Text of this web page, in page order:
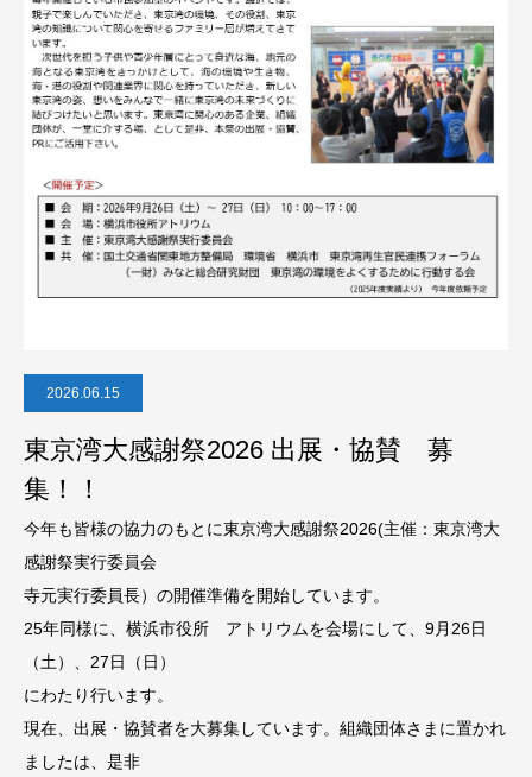
2026.06.15
東京湾大感謝祭2026 出展・協賛 募
集！！
今年も皆様の協力のもとに東京湾大感謝祭2026(主催：東京湾大
感謝祭実行委員会
寺元実行委員長）の開催準備を開始しています。
25年同様に、横浜市役所 アトリウムを会場にして、9月26日
（土）、27日（日）
にわたり行います。
現在、出展・協賛者を大募集しています。組織団体さまに置かれ
ましたは、是非